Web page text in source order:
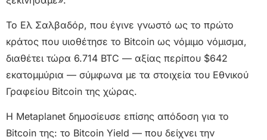
Το Ελ Σαλβαδόρ, που έγινε γνωστό ως το πρώτο
κράτος που υιοθέτησε το Bitcoin ως νόμιμο νόμισμα,
διαθέτει τώρα 6.714 BTC — αξίας περίπου $642
εκατομμύρια — σύμφωνα με τα στοιχεία του Εθνικού
Γραφείου Bitcoin της χώρας.
Η Metaplanet δημοσίευσε επίσης απόδοση για το
Bitcoin της: το Bitcoin Yield — που δείχνει την